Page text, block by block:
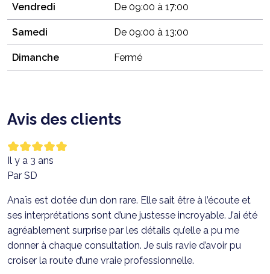
Vendredi De 09:00 à 17:00
Samedi De 09:00 à 13:00
Dimanche Fermé
Avis des clients
Il y a 3 ans
Par SD
Anaïs est dotée d’un don rare. Elle sait être à l’écoute et
ses interprétations sont d’une justesse incroyable. J’ai été
agréablement surprise par les détails qu’elle a pu me
donner à chaque consultation. Je suis ravie d’avoir pu
croiser la route d’une vraie professionnelle.